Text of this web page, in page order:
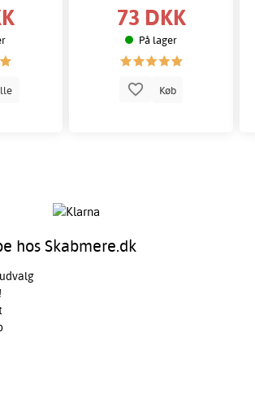
73 DKK
På lager
Køb
hos Skabmere.dk